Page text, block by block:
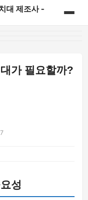
대 제조사 -
가 필요할까?
성